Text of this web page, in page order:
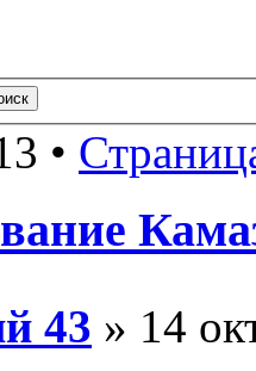
•
43 » 14